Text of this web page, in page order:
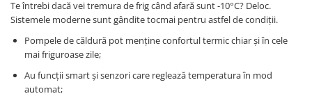
Te întrebi dacă vei tremura de frig când afară sunt -10°C? Deloc.
Sistemele moderne sunt gândite tocmai pentru astfel de condiții.
Pompele de căldură pot menține confortul termic chiar și în cele
mai friguroase zile;
Au funcții smart și senzori care reglează temperatura în mod
automat;